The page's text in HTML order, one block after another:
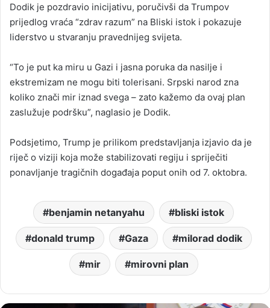
Dodik je pozdravio inicijativu, poručivši da Trumpov
prijedlog vraća “zdrav razum” na Bliski istok i pokazuje
liderstvo u stvaranju pravednijeg svijeta.
“To je put ka miru u Gazi i jasna poruka da nasilje i
ekstremizam ne mogu biti tolerisani. Srpski narod zna
koliko znači mir iznad svega – zato kažemo da ovaj plan
zaslužuje podršku”, naglasio je Dodik.
Podsjetimo, Trump je prilikom predstavljanja izjavio da je
riječ o viziji koja može stabilizovati regiju i spriječiti
ponavljanje tragičnih događaja poput onih od 7. oktobra.
benjamin netanyahu bliski istok
donald trump Gaza milorad dodik
mir mirovni plan